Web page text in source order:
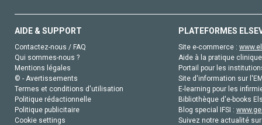
AIDE & SUPPORT
Contactez-nous / FAQ
Qui sommes-nous ?
Mentions légales
© - Avertissements
Termes et conditions d'utilisation
Politique rédactionnelle
Politique publicitaire
Cookie settings
PLATEFORMES
Site e-commerce :
Aide à la pratique
Portail pour les
Site d'information sur
E-learning pour les
Bibliothèque d'e-books
Blog special IFSI :
Suivez notre actualité